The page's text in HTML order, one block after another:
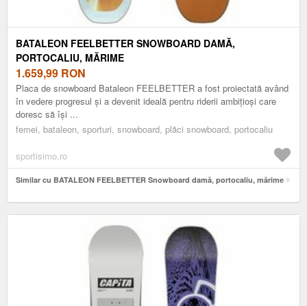
BATALEON FEELBETTER SNOWBOARD DAMĂ,
PORTOCALIU, MĂRIME
1.659,99 RON
Placa de snowboard Bataleon FEELBETTER a fost proiectată având
în vedere progresul și a devenit ideală pentru riderii ambițioși care
doresc să își ...
femei, bataleon, sporturi, snowboard, plăci snowboard, portocaliu
sportisimo.ro
Similar cu BATALEON FEELBETTER Snowboard damă, portocaliu, mărime